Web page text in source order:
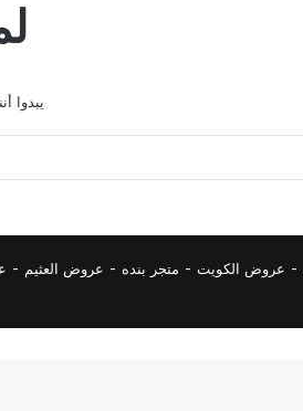
يبدوا
- عروض الكويت - متجر بنده - عروض العثيم -